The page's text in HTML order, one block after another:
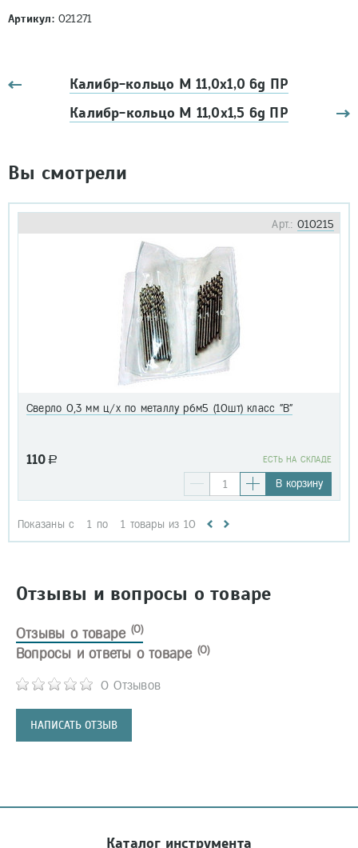
Артикул:021271
Калибр-кольцо М 11,0х1,0 6g ПР
Калибр-кольцо М 11,0х1,5 6g ПР
Вы смотрели
Арт.: 010215
Сверло 0,3 мм ц/х по металлу р6м5 (10шт) класс "В"
110 a EСТЬ НА СКЛАДЕ
В корзину
Показаны с 1 по 1 товары из 10
Отзывы и вопросы о товаре
Отзывы о товаре (0)
0 Отзывов
НАПИСАТЬ ОТЗЫВ
Вопросы и ответы о товаре (0)
Каталог инструмента